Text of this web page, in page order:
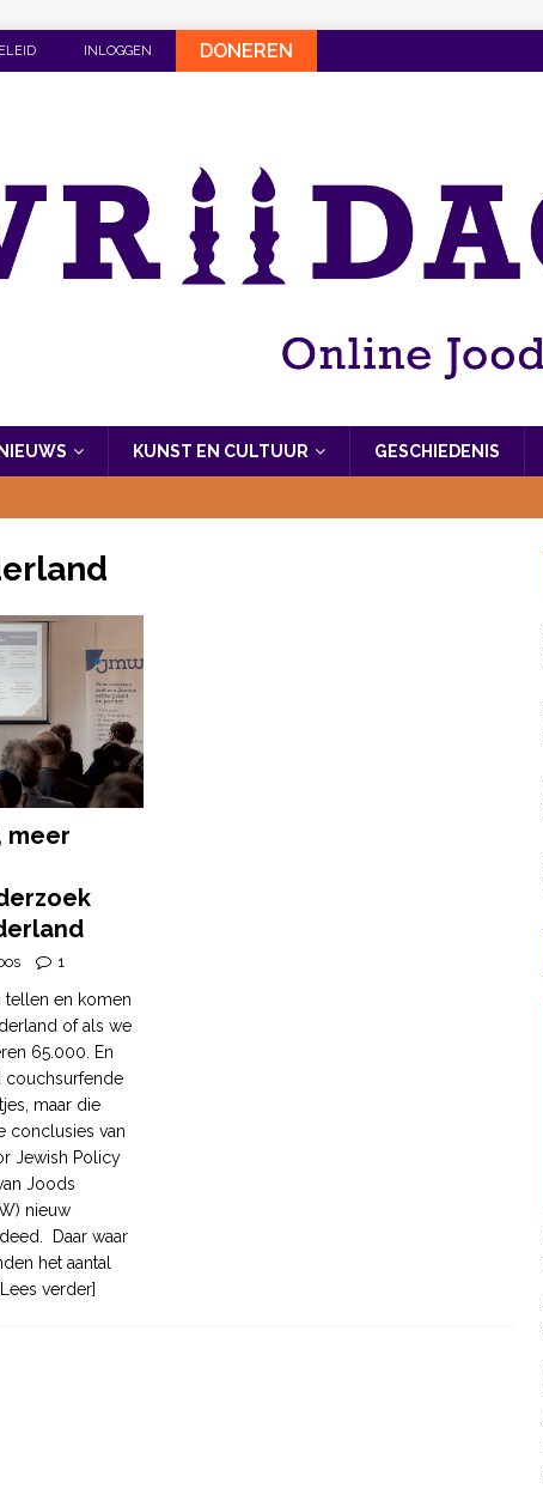
INLOGGEN DONEREN
NIEUWS KUNST EN CULTUUR GESCHIEDENIS
meer
1
en komen
of als we
65.000. En
couchsurfende
maar die
conclusies van
Jewish Policy
Joods
nieuw
Daar waar
het aantal
[Lees verder]